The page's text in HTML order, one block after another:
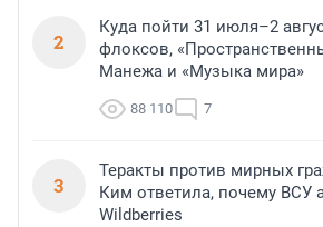
2
Куда пойти 31 июля–2
флоксов,
Манежа и «Музыка мира»
88 110 7
3
Теракты против мирных
Ким ответила, почему ВСУ
Wildberries